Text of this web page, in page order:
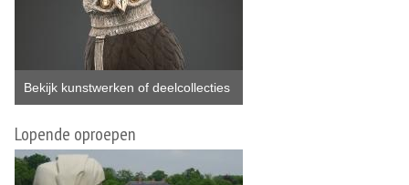
Bekijk kunstwerken of deelcollecties
Lopende oproepen